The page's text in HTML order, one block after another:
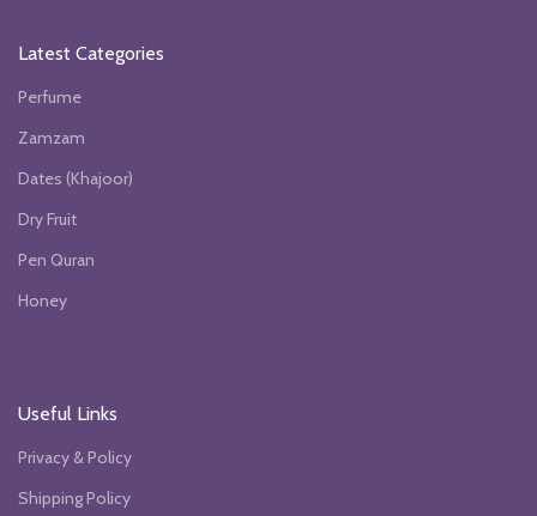
Latest Categories
Perfume
Zamzam
Dates (Khajoor)
Dry Fruit
Pen Quran
Honey
Useful Links
Privacy & Policy
Shipping Policy